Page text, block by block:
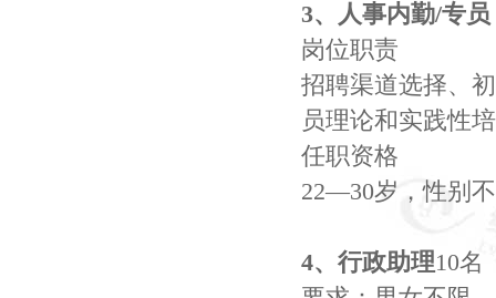
3、人事内勤/专员
岗位职责
招聘渠道选择、
员理论和实践性
任职资格
22—30岁，性别
4、行政助理10名